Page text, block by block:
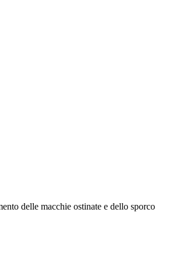
delle macchie ostinate e dello sporco